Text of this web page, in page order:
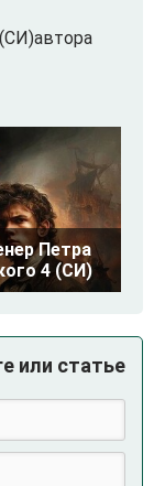
Петра
4 (СИ)
или статье